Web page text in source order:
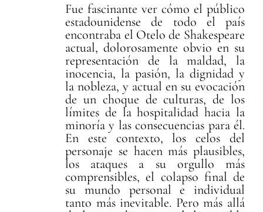
Fue fascinante ver cómo el público
estadounidense de todo el país
encontraba el Otelo de Shakespeare
actual, dolorosamente obvio en su
representación de la maldad, la
inocencia, la pasión, la dignidad y
la nobleza, y actual en su evocación
de un choque de culturas, de los
límites de la hospitalidad hacia la
minoría y las consecuencias para él.
En este contexto, los celos del
personaje se hacen más plausibles,
los ataques a su orgullo más
comprensibles, el colapso final de
su mundo personal e individual
tanto más inevitable. Pero más allá